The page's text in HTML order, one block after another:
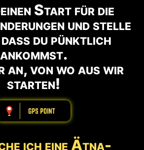
Start für die
und stelle
du pünktlich
ankommst.
an, von wo aus wir
starten!
ABBBBBBBBBB
ich eine Ätna-